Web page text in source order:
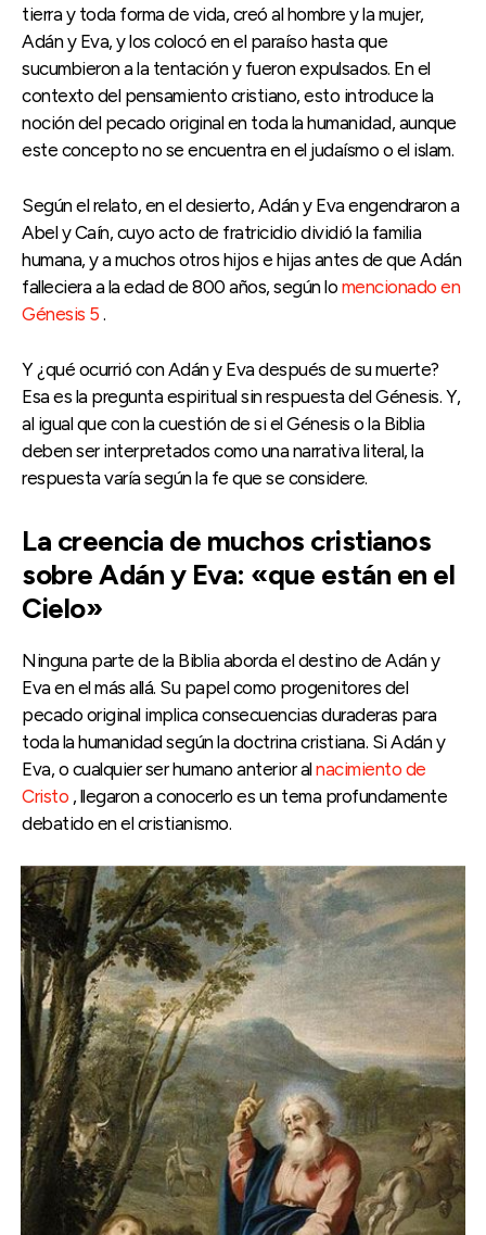
tierra y toda forma de vida, creó al hombre y la mujer,
Adán y Eva, y los colocó en el paraíso hasta que
sucumbieron a la tentación y fueron expulsados. En el
contexto del pensamiento cristiano, esto introduce la
noción del pecado original en toda la humanidad, aunque
este concepto no se encuentra en el judaísmo o el islam.
Según el relato, en el desierto, Adán y Eva engendraron a
Abel y Caín, cuyo acto de fratricidio dividió la familia
humana, y a muchos otros hijos e hijas antes de que Adán
falleciera a la edad de 800 años, según lo mencionado en
Génesis 5 .
Y ¿qué ocurrió con Adán y Eva después de su muerte?
Esa es la pregunta espiritual sin respuesta del Génesis. Y,
al igual que con la cuestión de si el Génesis o la Biblia
deben ser interpretados como una narrativa literal, la
respuesta varía según la fe que se considere.
La creencia de muchos cristianos
sobre Adán y Eva: «que están en el
Cielo»
Ninguna parte de la Biblia aborda el destino de Adán y
Eva en el más allá. Su papel como progenitores del
pecado original implica consecuencias duraderas para
toda la humanidad según la doctrina cristiana. Si Adán y
Eva, o cualquier ser humano anterior alnacimiento de
Cristo , llegaron a conocerlo es un tema profundamente
debatido en el cristianismo.